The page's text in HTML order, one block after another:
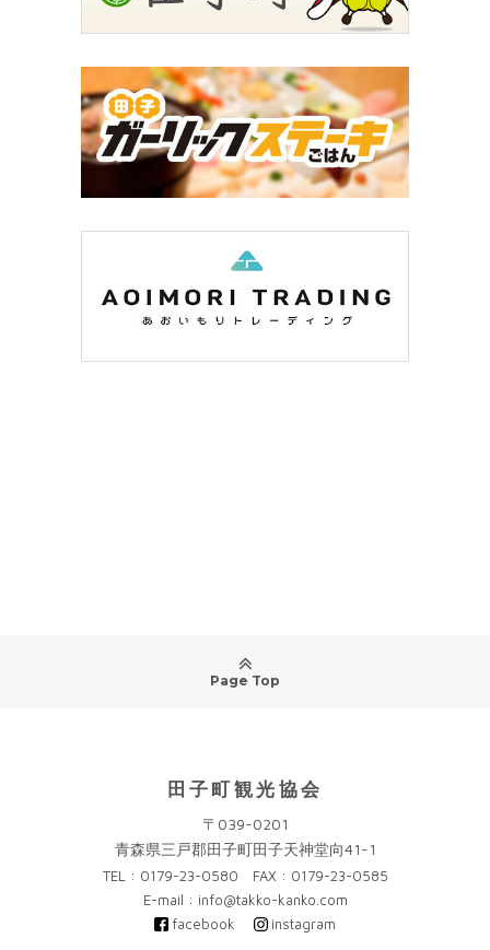
Page Top
田子町観光協会
〒039-0201
青森県三戸郡田子町田子天神堂向41-1
TEL : 0179-23-0580 FAX : 0179-23-0585
E-mail : info@takko-kanko.com
facebook
instagram